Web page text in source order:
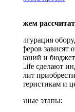
Поможем
Конфигурация
сабвуферов
пожеланий и
DriveLife сделают
позволит
характеристикам и
Основные этапы: